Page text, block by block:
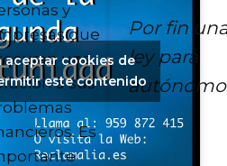
y
que
una
a sus
Es
Por fin
ley para
aceptar cookies de
este contenido